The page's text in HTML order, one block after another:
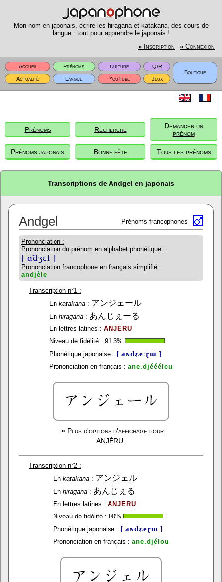
Mon nom en japonais, écrire les hiragana et katakana, des cours de
langue : tout pour apprendre le japonais !
» Inscription » Connexion
Accueil Prénoms Culture
Q/R
Boutique
Actualité
Langue YouTube Jeux
Prénoms Recherche
Demander un
prénom
Prénoms japonais Bonne fête Tous les prénoms
Transcriptions de Andgel en japonais
Andgel Prénoms francophones
Prononciation :
Prononciation du prénom en alphabet phonétique :
[ ɑ̃dʒɛl ]
Prononciation francophone en français simplifié :
andjèle
Transcription n°1 :
En katakana : アンジェール
En hiragana : あんじぇーる
En lettres latines : ANJĒRU
Niveau de fidélité : 91.3%
Phonétique japonaise : [ aɴdʑeːɽɯ ]
Prononciation en français : ane.djééélou
»Plus d'options d'affichage pour
ANJĒRU
Transcription n°2 :
En katakana : アンジェル
En hiragana : あんじぇる
En lettres latines : ANJERU
Niveau de fidélité : 90%
Phonétique japonaise : [ aɴdʑeɽɯ ]
Prononciation en français : ane.djélou